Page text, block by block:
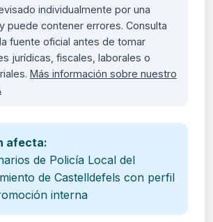
individualmente por una
puede contener errores. Consulta
fuente oficial antes de tomar
jurídicas, fiscales, laborales o
Más información sobre nuestro
afecta:
de Policía Local del
de Castelldefels con perfil
interna